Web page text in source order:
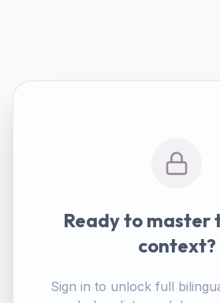
Ready to master
context?
Sign in to unlock full